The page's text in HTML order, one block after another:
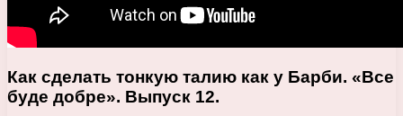
Как сделать тонкую талию как у Барби. «Все
буде добре». Выпуск 12.